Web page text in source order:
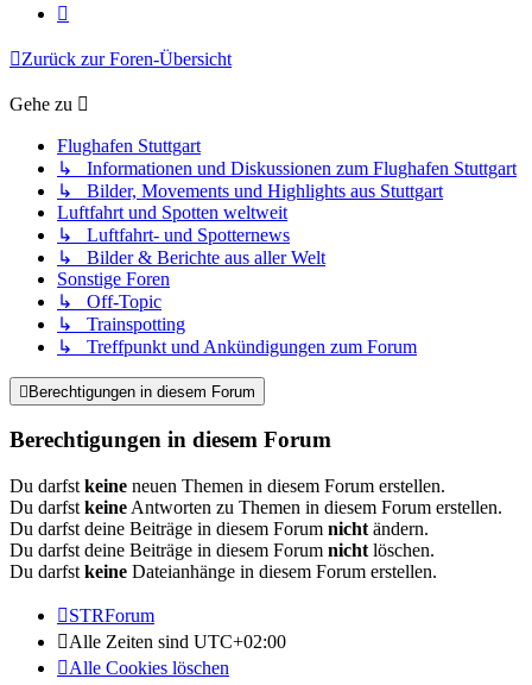
Zurück zur Foren-Übersicht
Gehe zu
Flughafen Stuttgart
↳ Informationen und Diskussionen zum Flughafen Stuttgart
↳ Bilder, Movements und Highlights aus Stuttgart
Luftfahrt und Spotten weltweit
↳ Luftfahrt- und Spotternews
↳ Bilder & Berichte aus aller Welt
Sonstige Foren
↳ Off-Topic
↳ Trainspotting
↳ Treffpunkt und Ankündigungen zum Forum
Berechtigungen in diesem Forum
Berechtigungen in diesem Forum
Du darfst keine neuen Themen in diesem Forum erstellen.
Du darfst keine Antworten zu Themen in diesem Forum erstellen.
Du darfst deine Beiträge in diesem Forum nicht ändern.
Du darfst deine Beiträge in diesem Forum nicht löschen.
Du darfst keine Dateianhänge in diesem Forum erstellen.
STRForum
Alle Zeiten sind UTC+02:00
Alle Cookies löschen